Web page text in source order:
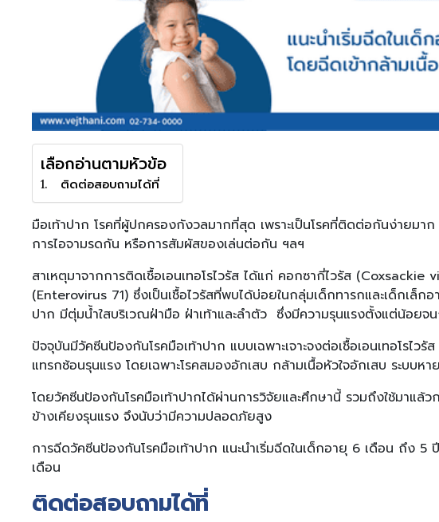
เลือกอ่านตามหัวข้อ
ติดต่อสอบถามได้ที่
มือเท้าปาก โรคที่ผู้ปกครองกังวลมากที่สุด เพราะเป็นโรคที่ติดต่อกันง่ายมา
การไอจามรดกัน หรือการสัมผัสของเล่นต่อกัน ฯลฯ
สาเหตุมาจากการติดเชื้อเอนเทอโรไวรัส ได้แก่ คอกซากี่ไวรัส (Coxsackie
(Enterovirus 71) ซึ่งเป็นเชื้อไวรัสที่พบได้บ่อยในกลุ่มเด็กทารกและเด็กเล็
ปาก มีตุ่มน้ำใสบริเวณฝ่ามือ ฝ่าเท้าและลำตัว ซึ่งมีความรุนแรงตั้งแต่น้อยจ
ปัจจุบันมีวัคซีนป้องกันโรคมือเท้าปาก แบบเฉพาะเจาะจงต่อเชื้อเอนเทอโรไวรั
แทรกซ้อนรุนแรง โดยเฉพาะโรคสมองอักเสบ กล้ามเนื้อหัวใจอักเสบ ระบบหา
โดยวัคซีนป้องกันโรคมือเท้าปากได้ผ่านการวิจัยและศึกษานี้ รวมถึงใช้มาแล้
ข้างเคียงรุนแรง จึงนับว่ามีความปลอดภัยสูง
การฉีดวัคซีนป้องกันโรคมือเท้าปาก แนะนำเริ่มฉีดในเด็กอายุ 6 เดือน ถึง 5
เดือน
ติดต่อสอบถามได้ที่